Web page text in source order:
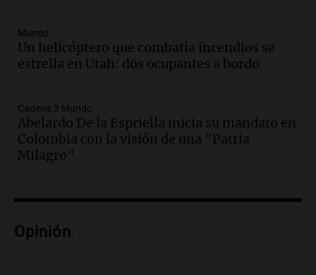
Episodios
Audio. Aumento de tarifas de luz en San
Luis a partir de agosto por nueva
Panorama Federal
Episodios
Audio. Gabriela Irrazábal: “Un 35,5% de
la población del país fue a templos a
Audio.
Mundo
Un helicóptero que combatía incendios se
estrella en Utah: dos ocupantes a bordo
Cadena 3 Mundo
Abelardo De la Espriella inicia su mandato en
Colombia con la visión de una "Patria
Milagro"
Opinión